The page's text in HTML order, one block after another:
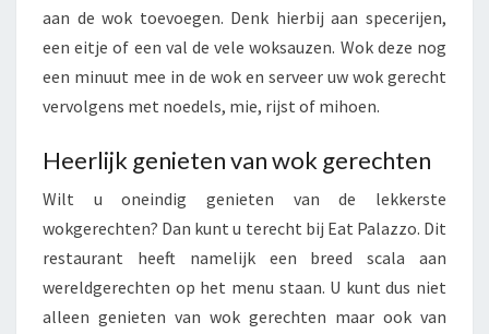
aan de wok toevoegen. Denk hierbij aan specerijen,
een eitje of een val de vele woksauzen. Wok deze nog
een minuut mee in de wok en serveer uw wok gerecht
vervolgens met noedels, mie, rijst of mihoen.
Heerlijk genieten van wok gerechten
Wilt u oneindig genieten van de lekkerste
wokgerechten? Dan kunt u terecht bij Eat Palazzo. Dit
restaurant heeft namelijk een breed scala aan
wereldgerechten op het menu staan. U kunt dus niet
alleen genieten van wok gerechten maar ook van